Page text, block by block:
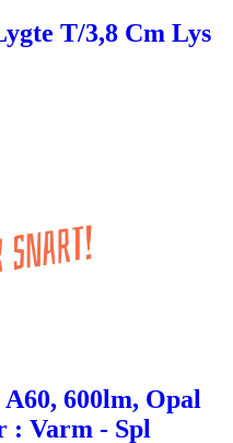
T/3,8 Cm Lys
600lm, Opal
: Varm - Spl